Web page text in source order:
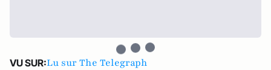
VU SUR:Lu sur The Telegraph